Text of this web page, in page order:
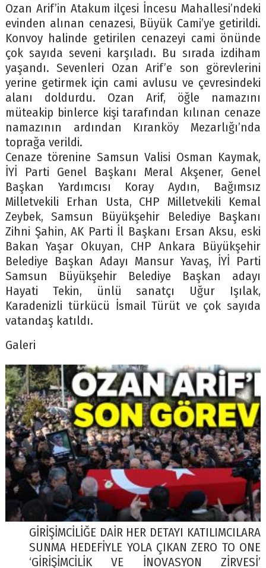
Ozan Arif’in Atakum ilçesi İncesu Mahallesi’ndeki
evinden alınan cenazesi, Büyük Cami’ye getirildi.
Konvoy halinde getirilen cenazeyi cami önünde
çok sayıda seveni karşıladı. Bu sırada izdiham
yaşandı. Sevenleri Ozan Arif’e son görevlerini
yerine getirmek için cami avlusu ve çevresindeki
alanı doldurdu. Ozan Arif, öğle namazını
müteakip binlerce kişi tarafından kılınan cenaze
namazının ardından Kıranköy Mezarlığı’nda
toprağa verildi.
Cenaze törenine Samsun Valisi Osman Kaymak,
İYİ Parti Genel Başkanı Meral Akşener, Genel
Başkan Yardımcısı Koray Aydın, Bağımsız
Milletvekili Erhan Usta, CHP Milletvekili Kemal
Zeybek, Samsun Büyükşehir Belediye Başkanı
Zihni Şahin, AK Parti İl Başkanı Ersan Aksu, eski
Bakan Yaşar Okuyan, CHP Ankara Büyükşehir
Belediye Başkan Adayı Mansur Yavaş, İYİ Parti
Samsun Büyükşehir Belediye Başkan adayı
Hayati Tekin, ünlü sanatçı Uğur Işılak,
Karadenizli türkücü İsmail Türüt ve çok sayıda
vatandaş katıldı.
Galeri
GİRİŞİMCİLİĞE DAİR HER DETAYI KATILIMCILARA
SUNMA HEDEFİYLE YOLA ÇIKAN ZERO TO ONE
‘GİRİŞİMCİLİK VE İNOVASYON ZİRVESİ’